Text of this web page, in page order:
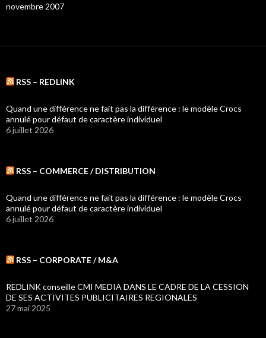
novembre 2007
RSS – REDLINK
Quand une différence ne fait pas la différence : le modèle Crocs
annulé pour défaut de caractère individuel
6 juillet 2026
RSS – COMMERCE / DISTRIBUTION
Quand une différence ne fait pas la différence : le modèle Crocs
annulé pour défaut de caractère individuel
6 juillet 2026
RSS – CORPORATE / M&A
REDLINK conseille CMI MEDIA DANS LE CADRE DE LA CESSION
DE SES ACTIVITES PUBLICITAIRES REGIONALES
27 mai 2025